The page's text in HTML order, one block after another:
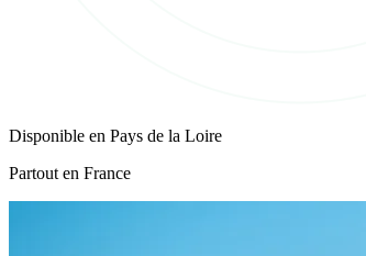
Disponible en Pays de la Loire
Partout en France